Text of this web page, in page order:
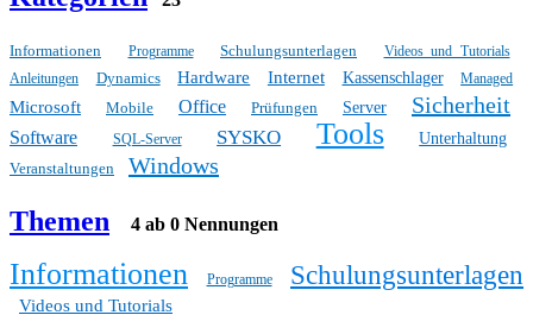
Informationen Programme Schulungsunterlagen
Videos und Tutorials
Anleitungen
Dynamics Hardware Internet Kassenschlager Managed
Microsoft Mobile Office Prüfungen Server Sicherheit
Software SQL-Server SYSKO Tools
Unterhaltung
Veranstaltungen
Windows
Themen 4 ab 0 Nennungen
Informationen Programme Schulungsunterlagen
Videos und Tutorials